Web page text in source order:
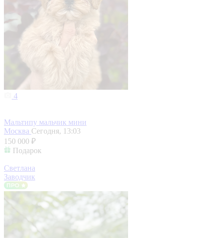
4
Мальтипу мальчик мини
Москва Сегодня, 13:03
150 000 ₽
Подарок
Светлана
Заводчик